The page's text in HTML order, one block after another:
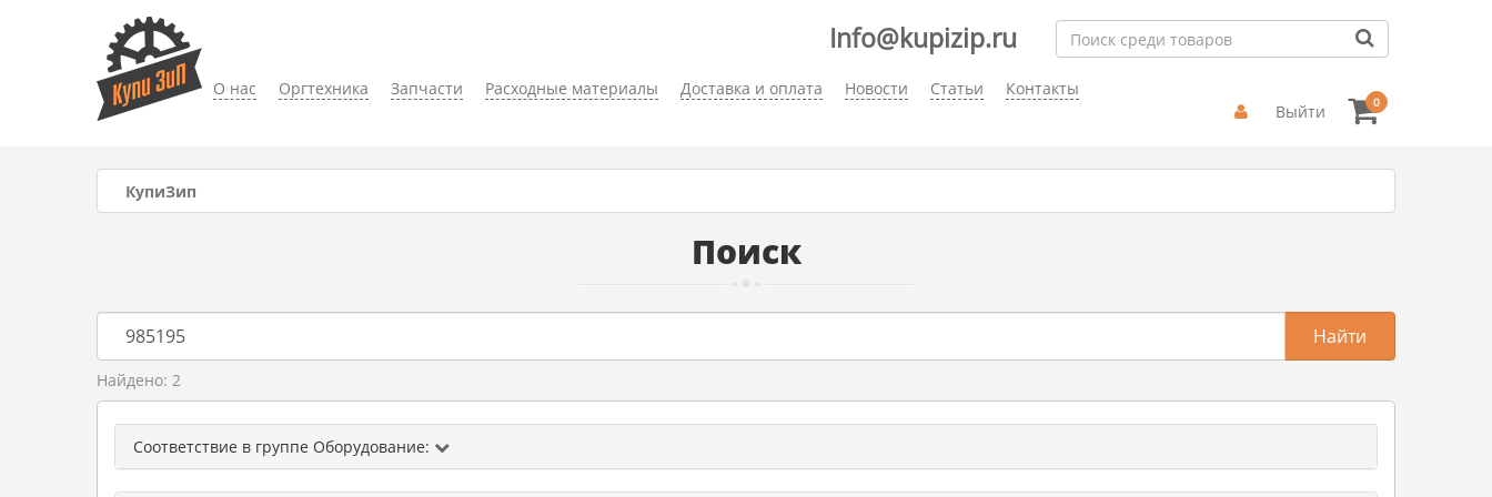
О нас Оргтехника Запчасти Расходные материалы Доставка и оплата Новости Статьи Контакты
Info@kupizip.ru
Выйти 0
КупиЗип
Поиск
Найдено: 2
Соответствие в группе Оборудование: